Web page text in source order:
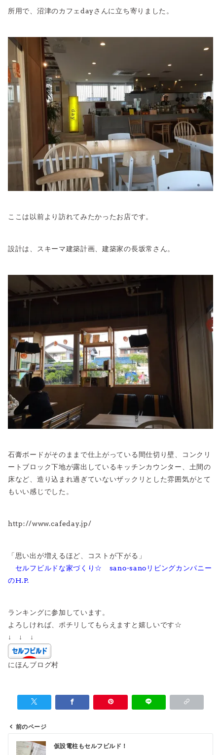
所用で、沼津のカフェdayさんに立ち寄りました。
ここは以前より訪れてみたかったお店です。
設計は、スキーマ建築計画、建築家の長坂常さん。
石膏ボードがそのままで仕上がっている間仕切り壁、コンクリ
ートブロック下地が露出しているキッチンカウンター、土間の
床など、造り込まれ過ぎていないザックリとした雰囲気がとて
もいい感じでした。
http://www.cafeday.jp/
「思い出が増えるほど、コストが下がる」
セルフビルドな家づくり☆ sano-sanoリビングカンパニー
のH.P.
ランキングに参加しています。
よろしければ、ポチリしてもらえますと嬉しいです☆
↓ ↓ ↓
にほんブログ村
投
前のページ
仮設電柱もセルフビルド！